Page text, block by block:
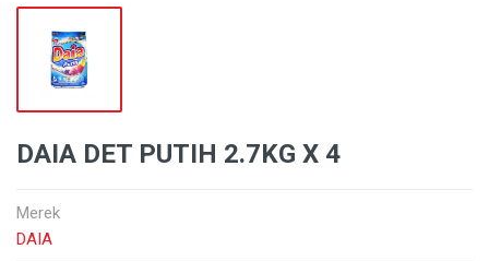
DAIA DET PUTIH 2.7KG X 4
Merek
DAIA